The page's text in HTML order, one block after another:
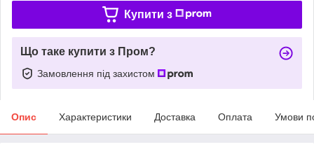
Купити з
Що таке купити з Пром?
Замовлення під захистом
Опис Характеристики Доставка Оплата Умови